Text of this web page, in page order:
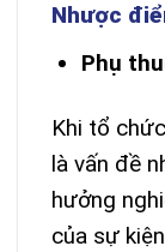
Nhược
Phụ
Khi tổ
là vấn đề
hưởng
của sự